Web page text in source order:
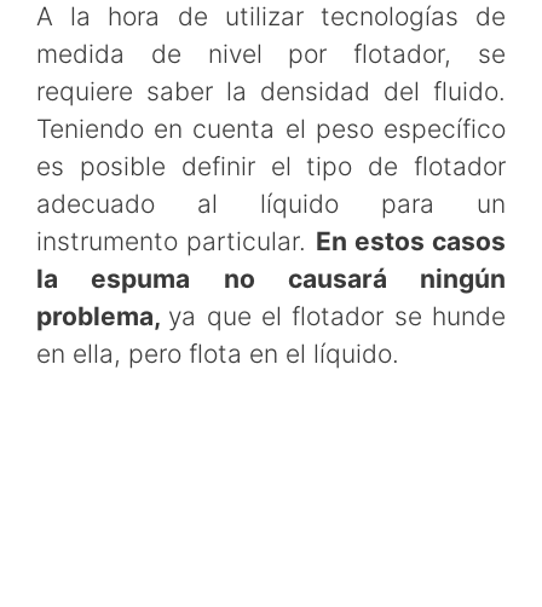
A la hora de utilizar tecnologías de
medida de nivel por flotador, se
requiere saber la densidad del fluido.
Teniendo en cuenta el peso específico
es posible definir el tipo de flotador
adecuado al líquido para un
instrumento particular. En estos casos
la espuma no causará ningún
problema, ya que el flotador se hunde
en ella, pero flota en el líquido.